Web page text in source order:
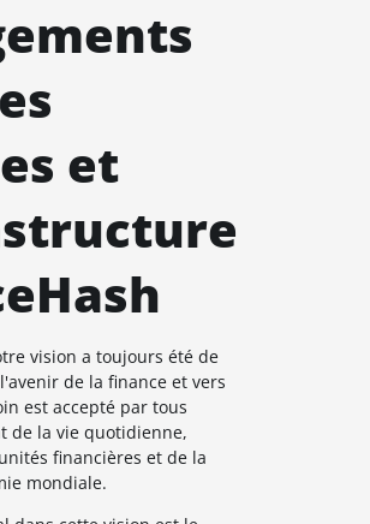
et
vision a toujours été de
de la finance et vers
est accepté par tous
de la vie quotidienne,
financières et de la
mondiale.